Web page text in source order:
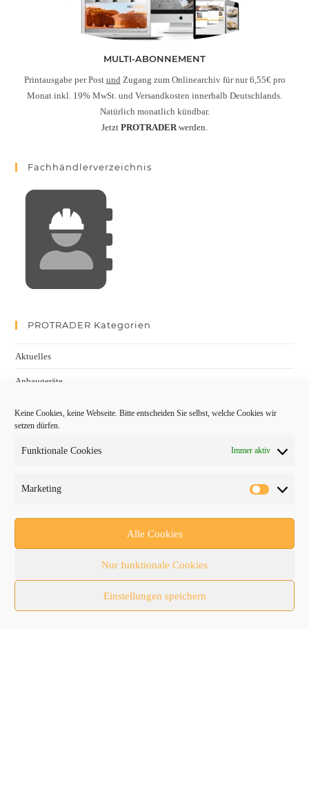
Keine Cookies, keine Webseite. Bitte entscheiden Sie selbst, welche Cookies wir
setzen dürfen.
Funktionale Cookies Immer aktiv
Marketing
Alle Cookies
Nur funktionale Cookies
Einstellungen speichern
MULTI-ABONNEMENT
Printausgabe per Post und Zugang zum Onlinearchiv für nur 6,55€ pro
Monat inkl. 19% MwSt. und Versandkosten innerhalb Deutschlands.
Natürlich monatlich kündbar.
Jetzt PROTRADERwerden.
Fachhändlerverzeichnis
PROTRADER Kategorien
Aktuelles
Anbaugeräte
Baumaschinen
Fachmessen
Nutzfahrzeuge
RATL 2025 | RecyclingAKTIV & TiefbauLIVE